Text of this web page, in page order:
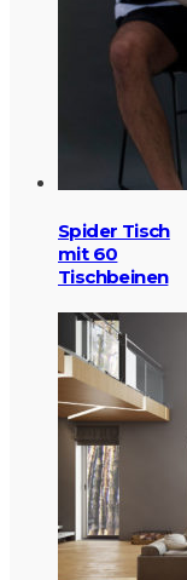
Spider Tisch
mit 60
Tischbeinen